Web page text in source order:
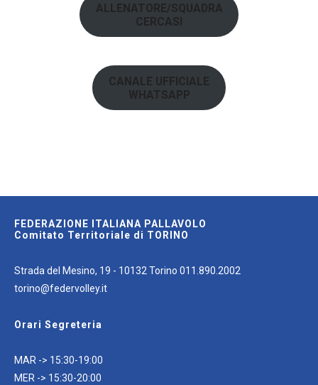
ALLENATORE/SQUADRA
CERCASI
CANALE UFFICIALE
WHATSAPP
FEDERAZIONE ITALIANA PALLAVOLO
Comitato Territoriale di TORINO
Strada del Mesino, 19 - 10132 Torino 011.890.2002
torino@federvolley.it
Orari Segreteria
MAR -> 15:30-19:00
MER -> 15:30-20:00